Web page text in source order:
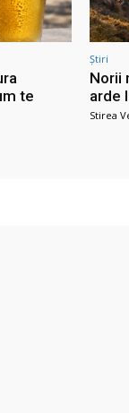
te
Știri
Norii
arde
Stirea